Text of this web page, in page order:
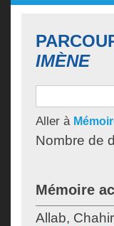
IMÈNE
Aller à
Nombre de
Mémoire
Allab,